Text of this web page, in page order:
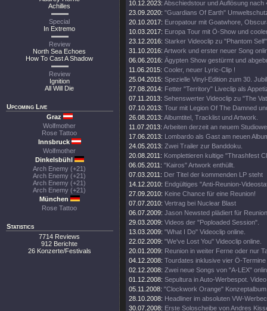
Achilles
Special
In Extremo
Review
North Sea Echoes
How To Cast A Shadow
Review
Ignition
All Will Die
Upcoming Live
Graz
Wolfmother
Rose Tattoo
Innsbruck
Wolfmother
Dinkelsbühl
Arch Enemy (+21)
Arch Enemy (+21)
Arch Enemy (+21)
Arch Enemy (+21)
München
Rose Tattoo
Statistics
7714 Reviews
912 Berichte
26 Konzerte/Festivals
10.12.2023: Abschiedstour und Auflösung nach
23.09.2020: "Guardians Of Earth"
20.10.2017: Europatour mit Goatwhore,
10.03.2017: Europa Tour mit Ö-Show und
23.12.2016: Starker Videoclip zu "Phantom
31.10.2016: Artwork und erster neuer Song
06.06.2016: Ägypten Show gestürmt und
11.06.2015: Cooler, neuer Lyric-Clip !
25.04.2015: Spezielle Vinyl-Edition zum 30.
27.08.2014: Fetter "Territory" Liveclip als
07.11.2013: Sehenswerter Videoclip zu "The
07.10.2013: Tour mit Legion Of The Damned
26.08.2013: Albumtitel, Tracklist und Artwork.
11.07.2013: Arbeiten derzeit an neuem
17.06.2013: Lombardo als Gast am neuen
24.05.2013: Zwei Trailer zur Banddoku.
20.08.2011: Komplettieren kultige "Thrashfest
06.05.2011: "Kairos" Artwork enthüllt.
07.03.2011: Der Titel der kommenden LP steht
14.12.2010: Endgültiges "Anti-Reunion-
27.09.2010: Keine Chance für eine Reunion!
07.07.2010: Vertrag bei Nuclear Blast
06.07.2009: Jason Newsted plädiert für
29.03.2009: Videos der "Poploaded Session".
13.03.2009: "What I Do" Videoclip online.
22.02.2009: "We've Lost You" Videoclip online.
20.01.2009: Reunion in weiter Ferne oder nur
04.12.2008: Tourdates inklusive vier Ö-Termine
02.12.2008: Zwei neue Songs von "A-LEX"
01.12.2008: Sepultura in Auto-Werbespot.
05.11.2008: "Clockwork Orange"
28.10.2008: Headliner im absoluten VW-
30.07.2008: Erste Soloscheibe von Andres